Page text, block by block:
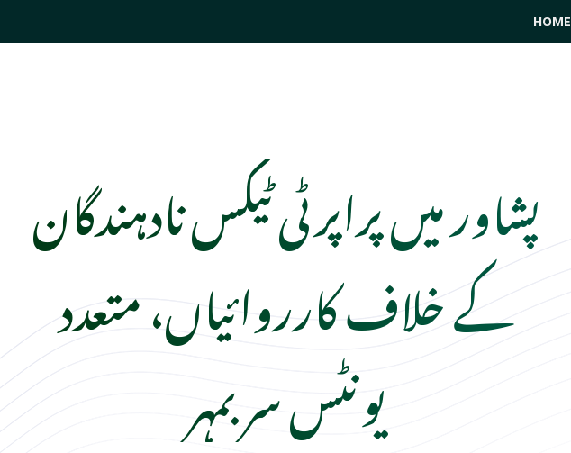
HOME
پشاور میں پراپرٹی ٹیکس نادہندگان
کے خلاف کارروائیاں، متعدد
یونٹس سربمہر